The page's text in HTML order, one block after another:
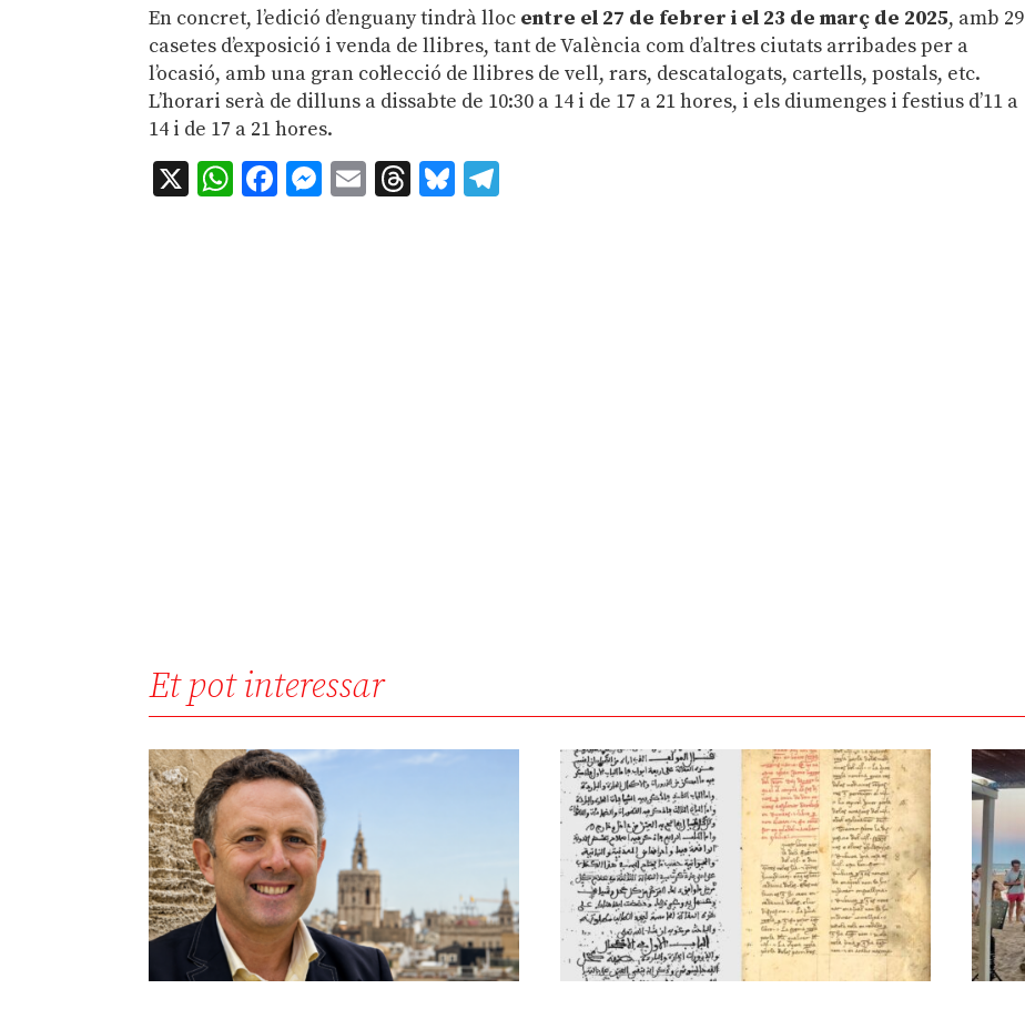
En concret, l’edició d’enguany tindrà lloc entre el 27 de febrer i el 23 de març de 2025, amb 29
casetes d’exposició i venda de llibres, tant de València com d’altres ciutats arribades per a
l’ocasió, amb una gran col·lecció de llibres de vell, rars, descatalogats, cartells, postals, etc.
L’horari serà de dilluns a dissabte de 10:30 a 14 i de 17 a 21 hores, i els diumenges i festius d’11 a
14 i de 17 a 21 hores.
X WhatsApp
Facebook
Messenger
EmailThreads
Bluesky
Et pot interessar